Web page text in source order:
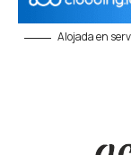
Alojada en